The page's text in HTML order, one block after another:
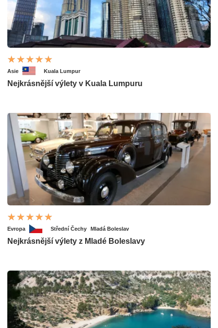
Asie Kuala Lumpur
Nejkrásnější výlety v Kuala Lumpuru
Evropa Střední Čechy Mladá Boleslav
Nejkrásnější výlety z Mladé Boleslavy